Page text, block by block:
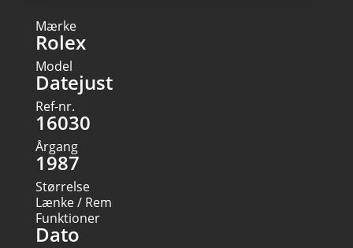
Mærke
Rolex
Model
Datejust
Ref-nr.
16030
Årgang
1987
Størrelse
Lænke / Rem
Funktioner
Dato